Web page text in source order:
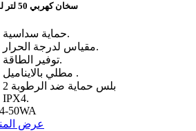
سخان كهربي 50 لتر لوسيانو
حماية سداسية.
مقياس لدرجة الحرار.
توفير الطاقة.
مطلي بالايناميل .
2 بلس حماية ضد الرطوبة
IPX4.
50WA
عرض